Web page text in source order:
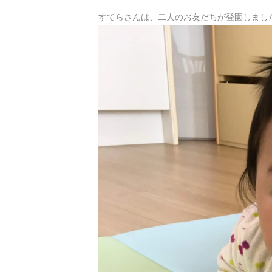
すてらさんは、二人のお友だちが登園しまし